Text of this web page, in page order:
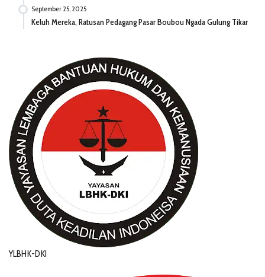
September 25, 2025
Keluh Mereka, Ratusan Pedagang Pasar Boubou Ngada Gulung Tikar
YLBHK-DKI